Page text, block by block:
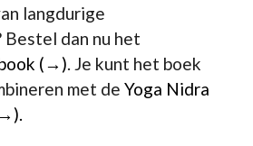
langdurige
Bestel dan nu het
(→). Je kunt het boek
met de Yoga Nidra